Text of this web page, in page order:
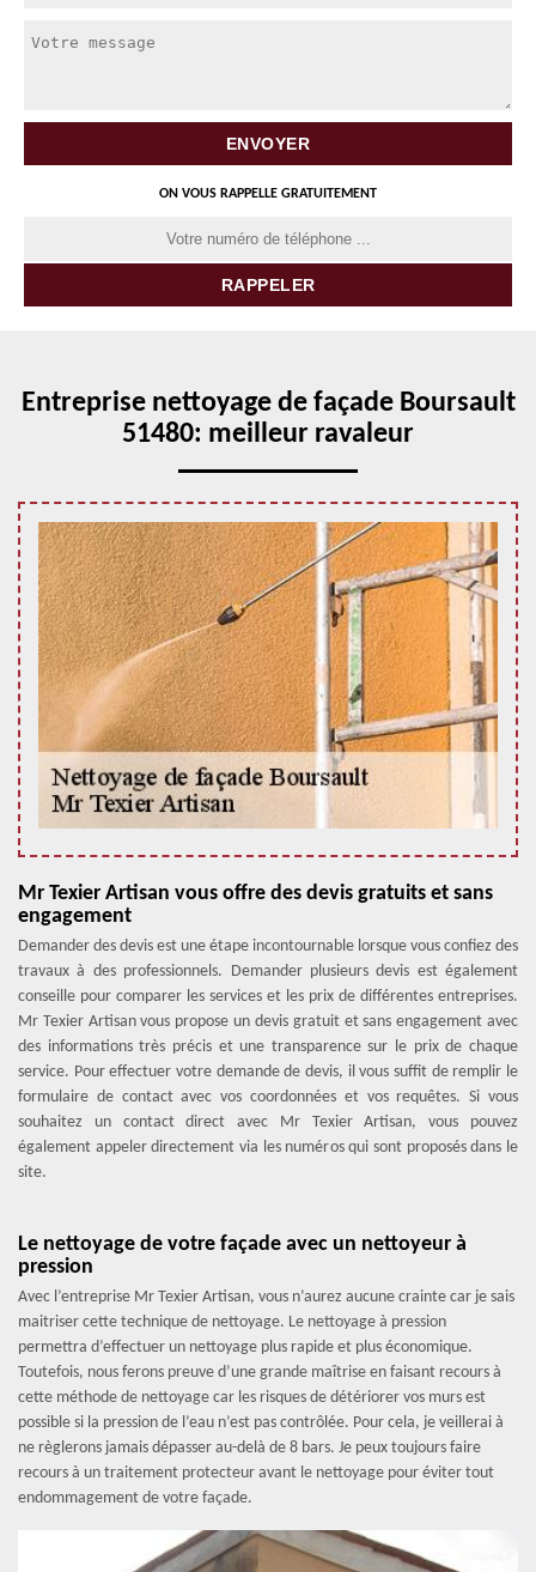
ON VOUS RAPPELLE GRATUITEMENT
Entreprise nettoyage de façade Boursault
51480: meilleur ravaleur
Mr Texier Artisan vous offre des devis gratuits et sans
engagement
Demander des devis est une étape incontournable lorsque vous confiez des
travaux à des professionnels. Demander plusieurs devis est également
conseille pour comparer les services et les prix de différentes entreprises.
Mr Texier Artisan vous propose un devis gratuit et sans engagement avec
des informations très précis et une transparence sur le prix de chaque
service. Pour effectuer votre demande de devis, il vous suffit de remplir le
formulaire de contact avec vos coordonnées et vos requêtes. Si vous
souhaitez un contact direct avec Mr Texier Artisan, vous pouvez
également appeler directement via les numéros qui sont proposés dans le
site.
Le nettoyage de votre façade avec un nettoyeur à
pression
Avec l’entreprise Mr Texier Artisan, vous n’aurez aucune crainte car je sais
maitriser cette technique de nettoyage. Le nettoyage à pression
permettra d’effectuer un nettoyage plus rapide et plus économique.
Toutefois, nous ferons preuve d’une grande maîtrise en faisant recours à
cette méthode de nettoyage car les risques de détériorer vos murs est
possible si la pression de l’eau n’est pas contrôlée. Pour cela, je veillerai à
ne règlerons jamais dépasser au-delà de 8 bars. Je peux toujours faire
recours à un traitement protecteur avant le nettoyage pour éviter tout
endommagement de votre façade.